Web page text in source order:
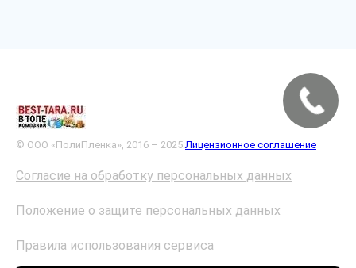
© ООО «ПолиПленка», 2016 – 2025 Лицензионное соглашение
Согласие на обработку персональных данных
Положение о защите персональных данных
Правила использования сервиса